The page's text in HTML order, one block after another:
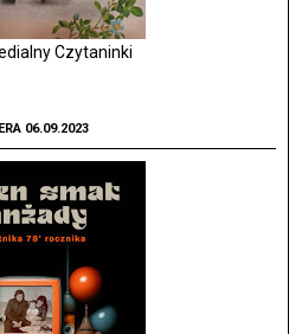
Czytaninki
06.09.2023